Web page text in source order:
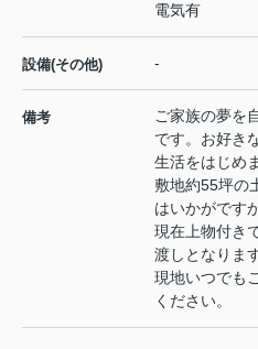
電気有
設備(その他) -
備考
ご家族の夢を
です。お好き
生活をはじめ
敷地約55坪の
はいかがですか
現在上物付き
渡しとなります
現地いつでも
ください。